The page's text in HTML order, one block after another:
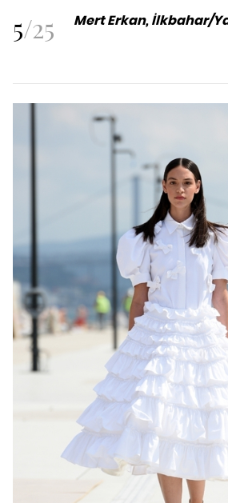
5/25 Mert Erkan, İlkbahar/